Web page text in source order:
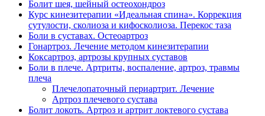
Болит шея, шейный остеохондроз
Курс кинезитерапии «Идеальная спина». Коррекция
сутулости, сколиоза и кифосколиоза. Перекос таза
Боли в суставах. Остеоартроз
Гонартроз. Лечение методом кинезитерапии
Коксартроз, артрозы крупных суставов
Боли в плече. Артриты, воспаление, артроз, травмы
плеча
Плечелопаточный периартрит. Лечение
Артроз плечевого сустава
Болит локоть. Артроз и артрит локтевого сустава